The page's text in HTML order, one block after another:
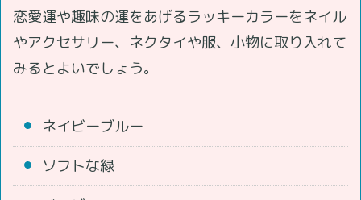
恋愛運や趣味の運をあげるラッキーカラーをネイル
やアクセサリー、ネクタイや服、小物に取り入れて
みるとよいでしょう。
ネイビーブルー
ソフトな緑